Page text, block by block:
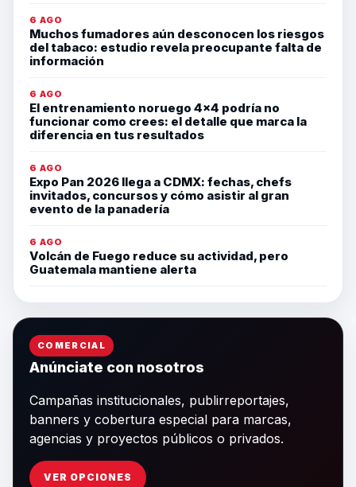
6 AGO
Muchos fumadores aún desconocen los riesgos
del tabaco: estudio revela preocupante falta de
información
6 AGO
El entrenamiento noruego 4×4 podría no
funcionar como crees: el detalle que marca la
diferencia en tus resultados
6 AGO
Expo Pan 2026 llega a CDMX: fechas, chefs
invitados, concursos y cómo asistir al gran
evento de la panadería
6 AGO
Volcán de Fuego reduce su actividad, pero
Guatemala mantiene alerta
COMERCIAL
Anúnciate con nosotros
Campañas institucionales, publirreportajes,
banners y cobertura especial para marcas,
agencias y proyectos públicos o privados.
VER OPCIONES